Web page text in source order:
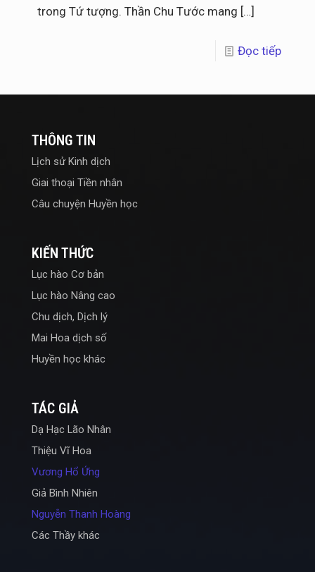
trong Tứ tượng. Thần Chu Tước mang […]
Đọc tiếp
THÔNG TIN
Lịch sử Kinh dịch
Giai thoại Tiền nhân
Câu chuyện Huyền học
KIẾN THỨC
Lục hào Cơ bản
Lục hào Nâng cao
Chu dịch, Dịch lý
Mai Hoa dịch số
Huyền học khác
TÁC GIẢ
Dạ Hạc Lão Nhân
Thiệu Vĩ Hoa
Vương Hổ Ứng
Giả Bình Nhiên
Nguyễn Thanh Hoàng
Các Thầy khác